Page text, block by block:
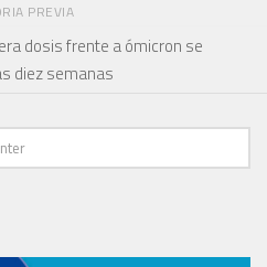
PREVIA
dosis frente a ómicron se
diez semanas